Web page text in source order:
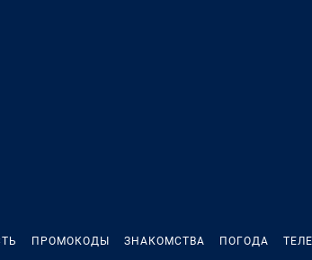
ПРОМОКОДЫ ЗНАКОМСТВА ПОГОДА